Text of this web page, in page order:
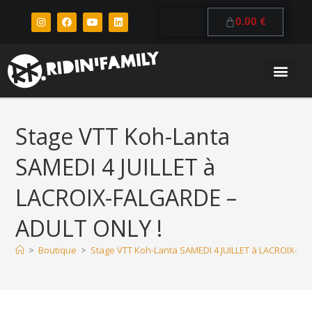
0.00 €
Stage VTT Koh-Lanta
SAMEDI 4 JUILLET à
LACROIX-FALGARDE –
ADULT ONLY !
> Boutique > Stage VTT Koh-Lanta SAMEDI 4 JUILLET à LACROIX-